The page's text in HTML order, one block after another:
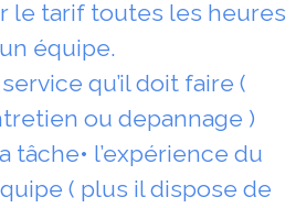
le tarif toutes les heures
équipe.
qu’il doit faire (
ou depannage )
tâche• l’expérience du
( plus il dispose de